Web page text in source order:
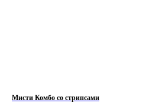
Мисти Комбо со стрипсами